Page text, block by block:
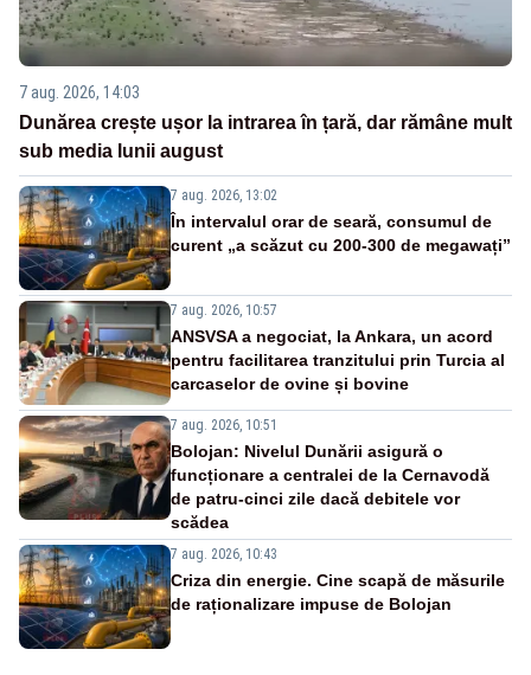
7 aug. 2026, 14:03
Dunărea crește ușor la intrarea în țară, dar rămâne mult
sub media lunii august
7 aug. 2026, 13:02
În intervalul orar de seară, consumul de
curent „a scăzut cu 200-300 de megawați”
7 aug. 2026, 10:57
ANSVSA a negociat, la Ankara, un acord
pentru facilitarea tranzitului prin Turcia al
carcaselor de ovine și bovine
7 aug. 2026, 10:51
Bolojan: Nivelul Dunării asigură o
funcționare a centralei de la Cernavodă
de patru-cinci zile dacă debitele vor
scădea
7 aug. 2026, 10:43
Criza din energie. Cine scapă de măsurile
de raționalizare impuse de Bolojan